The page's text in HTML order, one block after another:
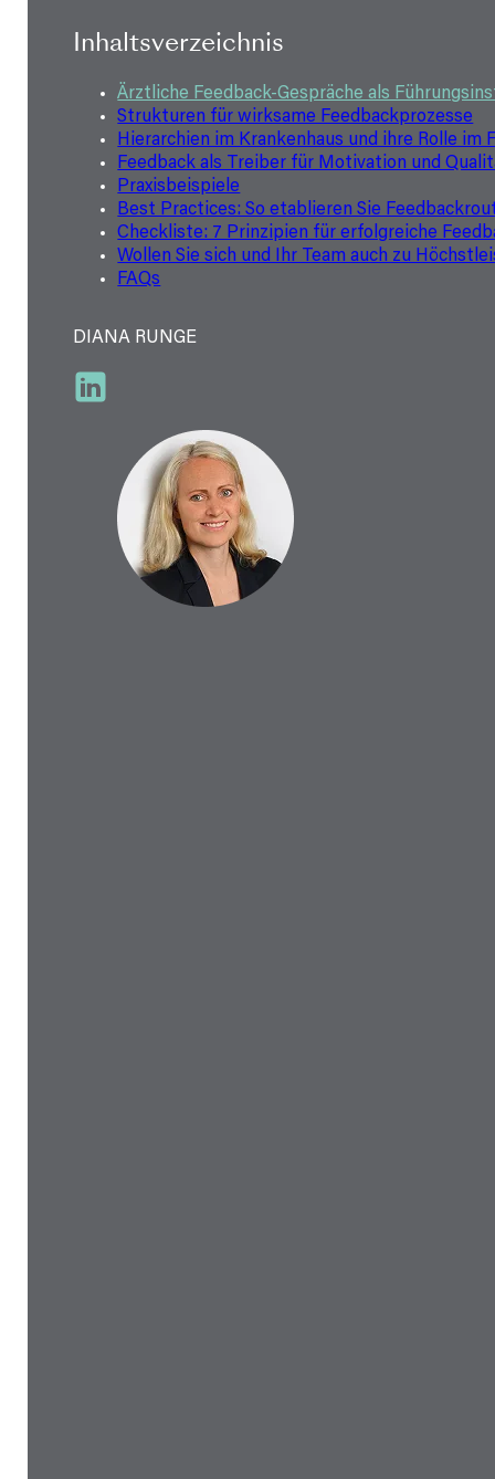
Inhaltsver­zeichnis
Ärztliche Feedback-Gespräche als
Strukturen für wirksame Feedbackprozesse
Hierarchien im Krankenhaus und ihre Rolle im
Feedback als Treiber für Motivation und
Praxisbeispiele
Best Practices: So etablieren Sie
Checkliste: 7 Prinzipien für erfolgreiche
Wollen Sie sich und Ihr Team auch zu
FAQs
DIANA RUNGE